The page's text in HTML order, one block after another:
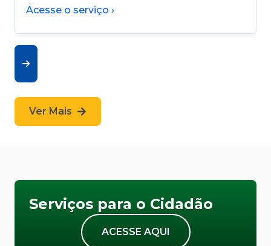
Acesse o serviço ›
Ver Mais
Serviços para o Cidadão
ACESSE AQUI